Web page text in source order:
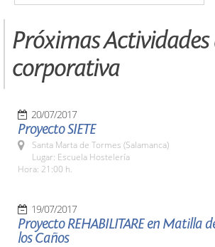
Próximas Actividades
corporativa
20/07/2017
Proyecto SIETE
Santa Marta de Tormes (Salamanca)
Lugar: Escuela Hostelería
Hora: 21:00 h.
19/07/2017
Proyecto REHABILITARE en Matilla
los Caños